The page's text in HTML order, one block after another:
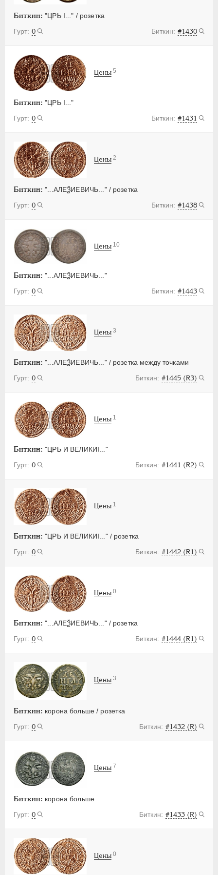
Биткин: "ЦРЬ I..." / розетка
0
#1430
Биткин: "ЦРЬ I..."
0
#1431
Цены 5
Биткин: "...АЛЕѮИЕВИЧЬ..." / розетка
0
#1438
Цены 2
Биткин: "...АЛЕѮИЕВИЧЬ..."
0
#1443
Цены 10
Биткин: "...АЛЕѮИЕВИЧЬ..." / розетка между точками
0
#1445 (R3)
Цены 3
Биткин: "ЦРЬ И ВЕЛИКИI..."
0
#1441 (R2)
Цены 1
Биткин: "ЦРЬ И ВЕЛИКИI..." / розетка
0
#1442 (R1)
Цены 1
Биткин: "...АЛЕѮИЕВИЧЬ..." / розетка
0
#1444 (R1)
Цены 0
Биткин: корона больше / розетка
0
#1432 (R)
Цены 3
Биткин: корона больше
0
#1433 (R)
Цены 7
Цены 0